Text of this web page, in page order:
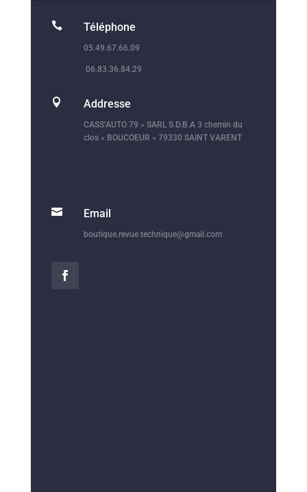
 Téléphone
05.49.67.66.09
06.83.36.84.29
 Addresse
CASS’AUTO 79 » SARL S.D.B.A 3 chemin du
clos « BOUCOEUR » 79330 SAINT VARENT
 Email
boutique.revue.technique@gmail.com